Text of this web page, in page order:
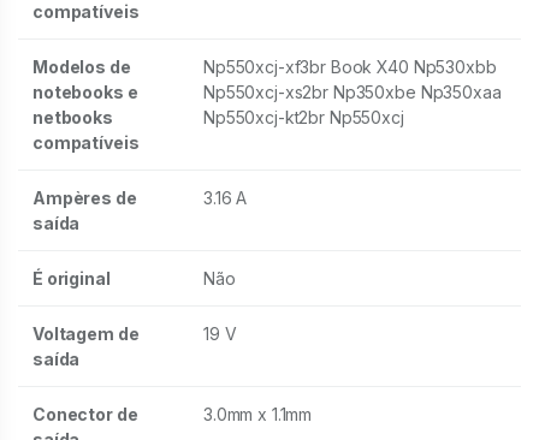
compatíveis
Modelos de
notebooks e
netbooks
compatíveis
Np550xcj-xf3br Book X40 Np530xbb
Np550xcj-xs2br Np350xbe Np350xaa
Np550xcj-kt2br Np550xcj
Ampères de
saída
3.16 A
É original Não
Voltagem de
saída
19 V
Conector de
3.0mm x 1.1mm